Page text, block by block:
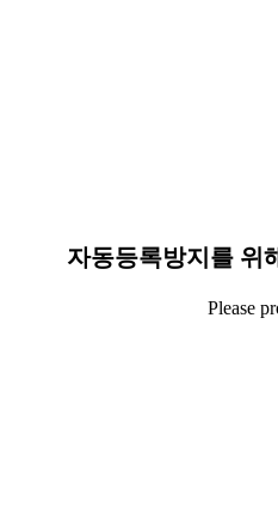
자동등록방지를 위
Please